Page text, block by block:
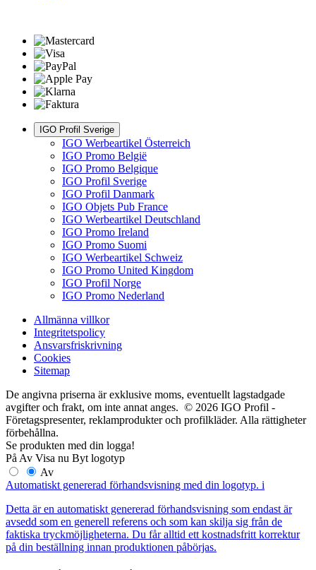
IGO Profil Sverige
IGO Werbeartikel Österreich
IGO Promo België
IGO Promo Belgique
IGO Profil Sverige
IGO Profil Danmark
IGO Objets Pub France
IGO Werbeartikel Deutschland
IGO Promo Ireland
IGO Promo Suomi
IGO Werbeartikel Schweiz
IGO Promo United Kingdom
IGO Profil Norge
IGO Promo Nederland
Allmänna villkor
Integritetspolicy
Ansvarsfriskrivning
Cookies
Sitemap
De angivna priserna är exklusive moms, eventuellt lagstadgade
avgifter och frakt, om inte annat anges. © 2026 IGO Profil -
Företagspresenter, reklamprodukter och profilkläder. Alla rättigheter
förbehållna.
Se produkten med din logga!
På Av Visa nu Byt logotyp
Av
Automatiskt genererad förhandsvisning med din logotyp. i
Detta är en automatiskt genererad förhandsvisning som endast är
avsedd som en generell referens och som kan skilja sig från de
faktiska tryckmöjligheterna. Du får alltid ett kostnadsfritt korrektur
på din beställning innan produktionen påbörjas.